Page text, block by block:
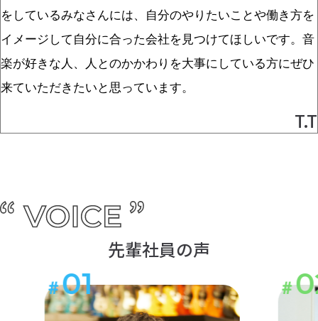
をしているみなさんには、自分のやりたいことや働き方を
イメージして自分に合った会社を見つけてほしいです。音
楽が好きな人、人とのかかわりを大事にしている方にぜひ
来ていただきたいと思っています。
T.T
先輩社員の声
＃01 ＃